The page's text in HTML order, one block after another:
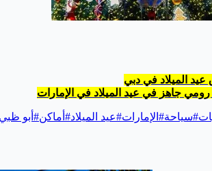
#سياحة# الإمارات#عيد الميلاد# أماكن# أبو ظبي